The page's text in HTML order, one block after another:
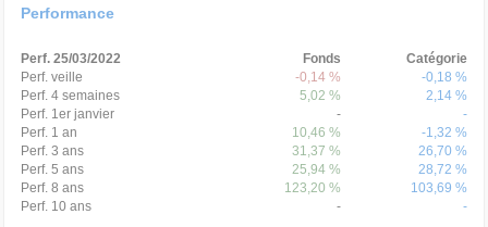
Performance
Perf. 25/03/2022 Fonds
Catégorie
Perf. veille
-0,14 %
-0,18 %
Perf. 4 semaines
5,02 %
2,14 %
Perf. 1er janvier
-
-
Perf. 1 an
10,46 %
-1,32 %
Perf. 3 ans
31,37 %
26,70 %
Perf. 5 ans
25,94 %
28,72 %
Perf. 8 ans
123,20 %
103,69 %
Perf. 10 ans
-
-